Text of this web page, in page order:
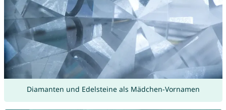
Diamanten und Edelsteine als Mädchen-Vornamen